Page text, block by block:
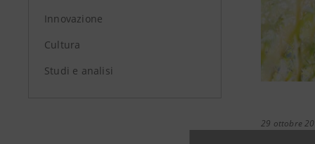
Innovazione
Cultura
Studi e analisi
29 ottobre